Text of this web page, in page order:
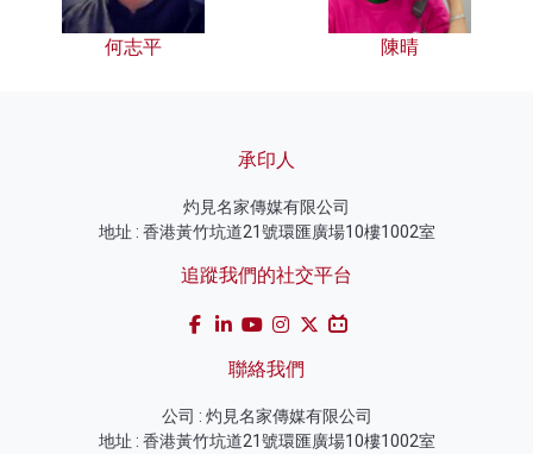
何志平 陳晴
承印人
灼見名家傳媒有限公司
地址 : 香港黃竹坑道21號環匯廣場10樓1002室
追蹤我們的社交平台
聯絡我們
公司 : 灼見名家傳媒有限公司
地址 : 香港黃竹坑道21號環匯廣場10樓1002室